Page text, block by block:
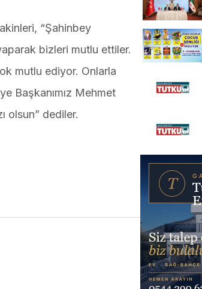
“Şahinbey
bizleri mutlu ettiler.
mutlu ediyor. Onlarla
Başkanımız Mehmet
olsun” dediler.